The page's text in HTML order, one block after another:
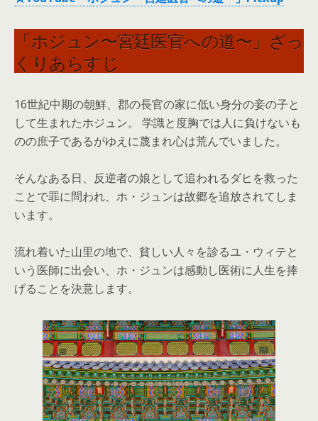
「ホジュン〜宮廷医官への道〜」ざっ
くりあらすじ
16世紀中期の朝鮮、郡の長官の家に低い身分の妾の子と
して生まれたホジュン。 学識と度胸では人に負けないも
のの庶子であるがゆえに蔑まれ心は荒んでいました。
そんなある日、反逆者の娘として追われるダヒを救った
ことで罪に問われ、ホ・ジュンは故郷を追放されてしま
います。
流れ着いた山里の地で、貧しい人々を診るユ・ウィテと
いう医師に出会い、ホ・ジュンは感動し医術に人生を捧
げることを決意します。